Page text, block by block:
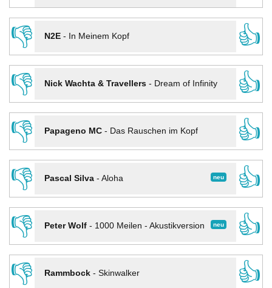
👎
N2E- In Meinem Kopf
👍
👎
Nick Wachta & Travellers- Dream of Infinity
👍
👎
Papageno MC- Das Rauschen im Kopf
👍
👎
neu
Pascal Silva- Aloha
👍
👎
neu
Peter Wolf- 1000 Meilen - Akustikversion
👍
👎
Rammbock- Skinwalker
👍